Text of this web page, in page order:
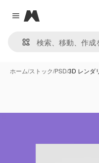
Close menu
Magnific
ホーム/ストック/PSD/3D レンダ